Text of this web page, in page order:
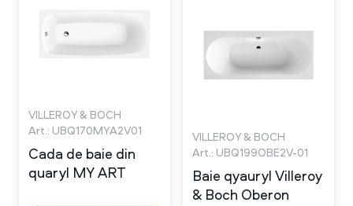
VILLEROY & BOCH
Art.: UBQ170MYA2V01
Cada de baie din
quaryl MY ART
VILLEROY & BOCH
Art.: UBQ199OBE2V-01
Baie qyauryl Villeroy
& Boch Oberon